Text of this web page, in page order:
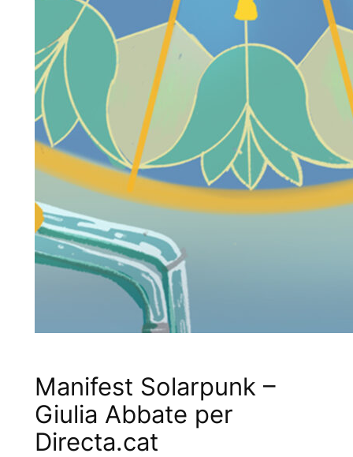
Manifest Solarpunk –
Giulia Abbate per
Directa.cat